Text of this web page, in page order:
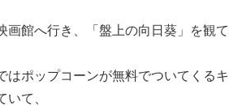
画館へ行き、「盤上の向日葵」を観て
はポップコーンが無料でついてくるキ
いて、